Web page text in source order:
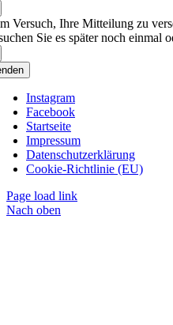
Versuch, Ihre Mitteilung zu
Sie es später noch einmal
Instagram
Facebook
Startseite
Impressum
Datenschutzerklärung
Cookie-Richtlinie (EU)
Page load link
Nach oben